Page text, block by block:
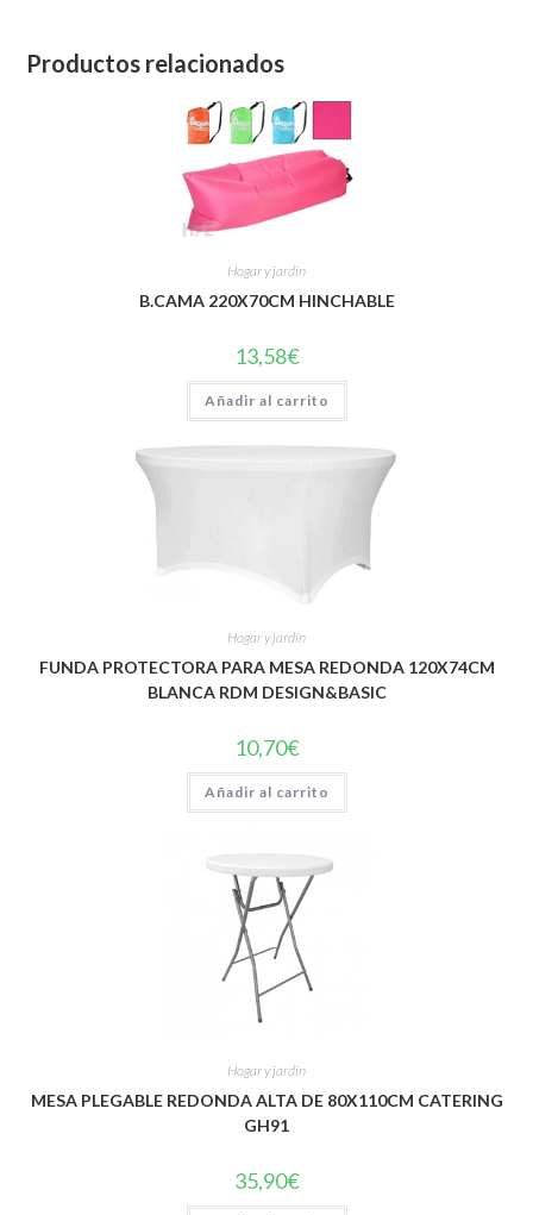
Productos relacionados
Hogar y jardin
B.CAMA 220X70CM HINCHABLE
13,58€
Añadir al carrito
Hogar y jardin
FUNDA PROTECTORA PARA MESA REDONDA 120X74CM
BLANCA RDM DESIGN&BASIC
10,70€
Añadir al carrito
Hogar y jardin
MESA PLEGABLE REDONDA ALTA DE 80X110CM CATERING
GH91
35,90€